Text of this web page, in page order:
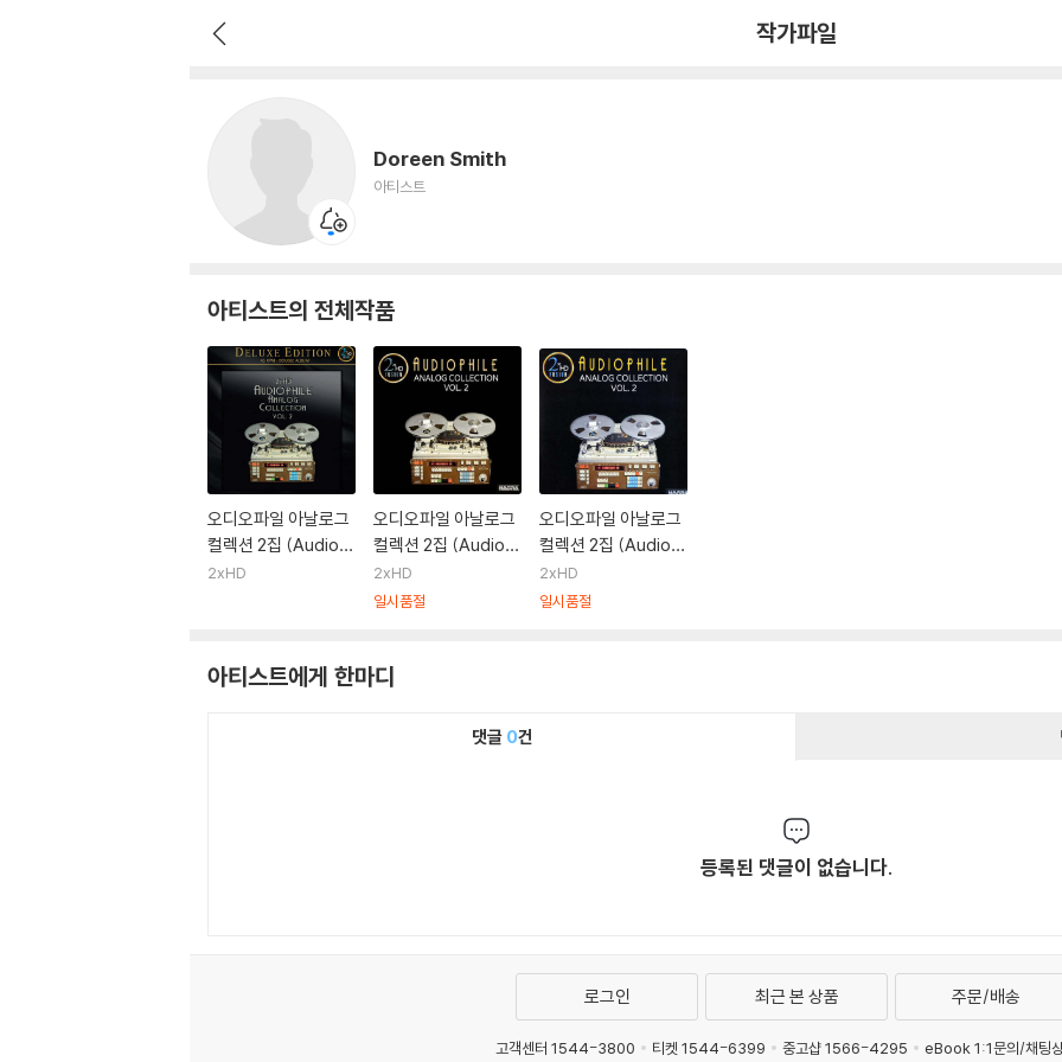
작가파일
Doreen Smith
아티스트
아티스트의 전체작품
오디오파일 아날로그
컬렉션 2집 (Audiop
hile Analog Collect
2xHD
오디오파일 아날로그
컬렉션 2집 (Audiop
hile Analog Collect
ion Vol. 2)
2xHD
일시품절
오디오파일 아날로그
컬렉션 2집 (Audiop
hile Analog Collect
ion Vol. 2) [LP]
2xHD
일시품절
아티스트에게 한마디
댓글 0건
등록된 댓글이 없습니다.
로그인 최근 본 상품 주문/배송
고객센터 1544-3800 티켓 1544-6399 중고샵 1566-4295 eBook 1:1문의/채팅